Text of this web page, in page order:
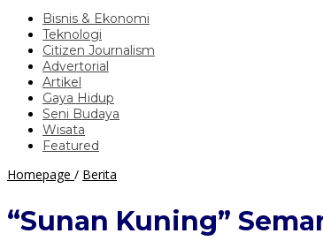
Bisnis & Ekonomi
Teknologi
Citizen Journalism
Advertorial
Artikel
Gaya Hidup
Seni Budaya
Wisata
Featured
Homepage / Berita
Semarang
Ditutup,
“Sunan Kuning”